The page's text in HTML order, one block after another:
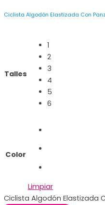
Ciclista Algodón Elastizada Con
Talles
1
2
3
4
5
6
Color
Limpiar
Ciclista Algodón Elastizada